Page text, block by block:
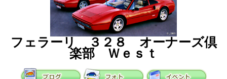
フェラーリ ３２８ オーナーズ倶
楽部 Ｗｅｓｔ